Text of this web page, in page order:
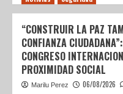
“CONSTRUIR LA PAZ
CONFIANZA
CONGRESO
PROXIMIDAD SOCIAL
Marilu Perez 06/08/2026